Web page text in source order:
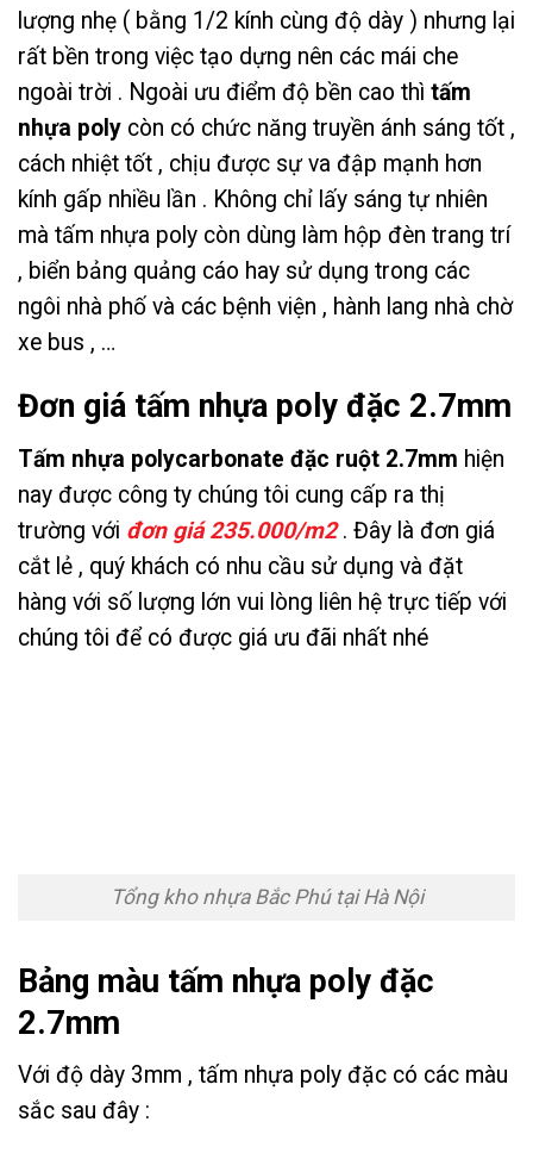
lượng nhẹ ( bằng 1/2 kính cùng độ dày ) nhưng lại
rất bền trong việc tạo dựng nên các mái che
ngoài trời . Ngoài ưu điểm độ bền cao thì tấm
nhựa poly còn có chức năng truyền ánh sáng tốt ,
cách nhiệt tốt , chịu được sự va đập mạnh hơn
kính gấp nhiều lần . Không chỉ lấy sáng tự nhiên
mà tấm nhựa poly còn dùng làm hộp đèn trang trí
, biển bảng quảng cáo hay sử dụng trong các
ngôi nhà phố và các bệnh viện , hành lang nhà chờ
xe bus , …
Đơn giá tấm nhựa poly đặc 2.7mm
Tấm nhựa polycarbonate đặc ruột 2.7mm hiện
nay được công ty chúng tôi cung cấp ra thị
trường với đơn giá 235.000/m2. Đây là đơn giá
cắt lẻ , quý khách có nhu cầu sử dụng và đặt
hàng với số lượng lớn vui lòng liên hệ trực tiếp với
chúng tôi để có được giá ưu đãi nhất nhé
Tổng kho nhựa Bắc Phú tại Hà Nội
Bảng màu tấm nhựa poly đặc
2.7mm
Với độ dày 3mm , tấm nhựa poly đặc có các màu
sắc sau đây :